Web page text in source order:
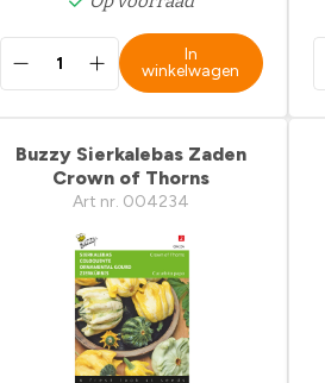
In
winkelwagen
Buzzy Sierkalebas Zaden
Crown of Thorns
Art nr. 004234